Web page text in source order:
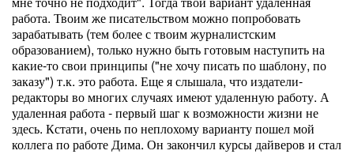
работа. Твоим же писательством можно попробовать
зарабатывать (тем более с твоим журналистским
образованием), только нужно быть готовым наступить на
какие-то свои принципы ("не хочу писать по шаблону, по
заказу") т.к. это работа. Еще я слышала, что издатели-
редакторы во многих случаях имеют удаленную работу. А
удаленная работа - первый шаг к возможности жизни не
здесь. Кстати, очень по неплохому варианту пошел мой
коллега по работе Дима. Он закончил курсы дайверов и стал